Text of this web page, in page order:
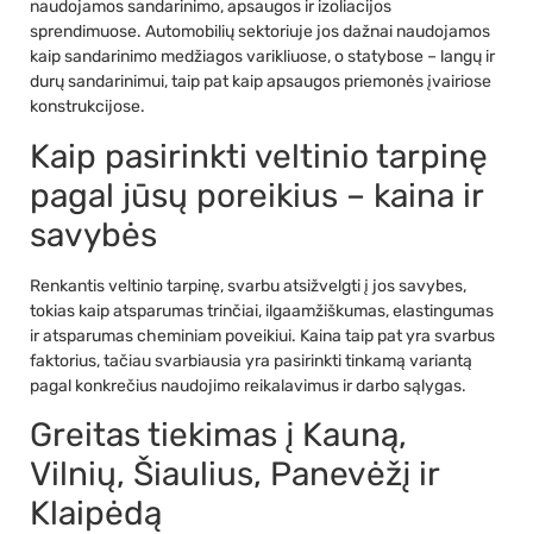
naudojamos sandarinimo, apsaugos ir izoliacijos
sprendimuose. Automobilių sektoriuje jos dažnai naudojamos
kaip sandarinimo medžiagos varikliuose, o statybose – langų ir
durų sandarinimui, taip pat kaip apsaugos priemonės įvairiose
konstrukcijose.
Kaip pasirinkti veltinio tarpinę
pagal jūsų poreikius – kaina ir
savybės
Renkantis veltinio tarpinę, svarbu atsižvelgti į jos savybes,
tokias kaip atsparumas trinčiai, ilgaamžiškumas, elastingumas
ir atsparumas cheminiam poveikiui. Kaina taip pat yra svarbus
faktorius, tačiau svarbiausia yra pasirinkti tinkamą variantą
pagal konkrečius naudojimo reikalavimus ir darbo sąlygas.
Greitas tiekimas į Kauną,
Vilnių, Šiaulius, Panevėžį ir
Klaipėdą